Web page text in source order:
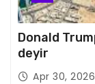
Donald
deyir
Apr 30, 2026